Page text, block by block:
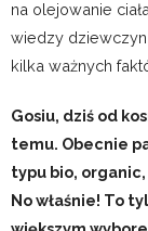
na olejowanie
wiedzy
kilka ważnych
Gosiu, dziś od
temu. Obecnie
typu bio,
No właśnie! To